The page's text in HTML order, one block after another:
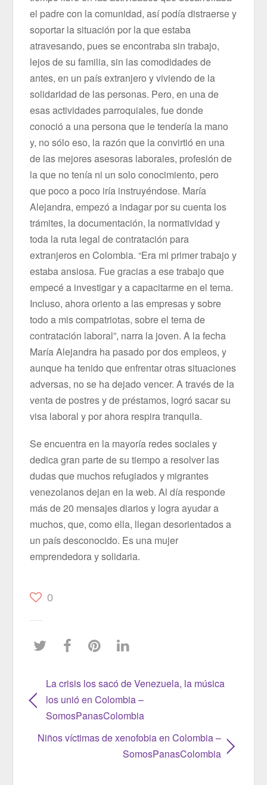
el padre con la comunidad, así podía distraerse y
soportar la situación por la que estaba
atravesando, pues se encontraba sin trabajo,
lejos de su familia, sin las comodidades de
antes, en un país extranjero y viviendo de la
solidaridad de las personas. Pero, en una de
esas actividades parroquiales, fue donde
conoció a una persona que le tendería la mano
y, no sólo eso, la razón que la convirtió en una
de las mejores asesoras laborales, profesión de
la que no tenía ni un solo conocimiento, pero
que poco a poco iría instruyéndose. María
Alejandra, empezó a indagar por su cuenta los
trámites, la documentación, la normatividad y
toda la ruta legal de contratación para
extranjeros en Colombia. “Era mi primer trabajo y
estaba ansiosa. Fue gracias a ese trabajo que
empecé a investigar y a capacitarme en el tema.
Incluso, ahora oriento a las empresas y sobre
todo a mis compatriotas, sobre el tema de
contratación laboral”, narra la joven. A la fecha
María Alejandra ha pasado por dos empleos, y
aunque ha tenido que enfrentar otras situaciones
adversas, no se ha dejado vencer. A través de la
venta de postres y de préstamos, logró sacar su
visa laboral y por ahora respira tranquila.
Se encuentra en la mayoría redes sociales y
dedica gran parte de su tiempo a resolver las
dudas que muchos refugiados y migrantes
venezolanos dejan en la web. Al día responde
más de 20 mensajes diarios y logra ayudar a
muchos, que, como ella, llegan desorientados a
un país desconocido. Es una mujer
emprendedora y solidaria.
0
La crisis los sacó de Venezuela, la música
los unió en Colombia –
SomosPanasColombia
Niños víctimas de xenofobia en Colombia –
SomosPanasColombia